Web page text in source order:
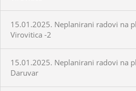
15.01.2025. Neplanirani radovi na
Virovitica -2
15.01.2025. Neplanirani radovi na
Daruvar